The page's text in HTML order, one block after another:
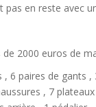
en reste avec
2000 euros de
6 paires de gants
, 7